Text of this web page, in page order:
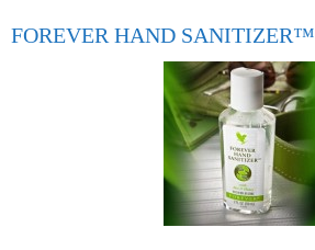
FOREVER HAND SANITIZER™